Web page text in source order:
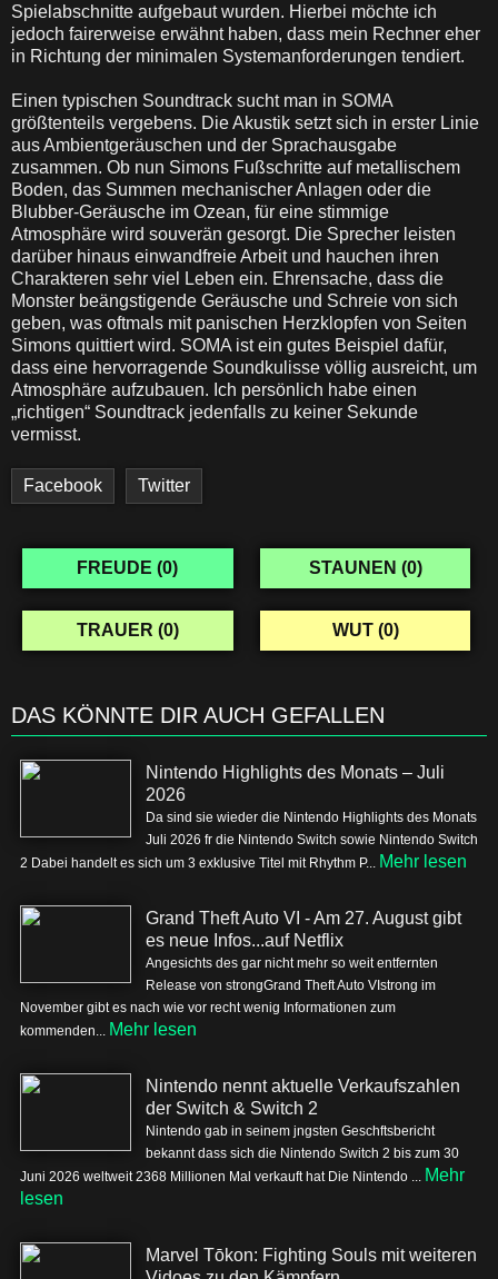
Spielabschnitte aufgebaut wurden. Hierbei möchte ich
jedoch fairerweise erwähnt haben, dass mein Rechner eher
in Richtung der minimalen Systemanforderungen tendiert.
Einen typischen Soundtrack sucht man in SOMA
größtenteils vergebens. Die Akustik setzt sich in erster Linie
aus Ambientgeräuschen und der Sprachausgabe
zusammen. Ob nun Simons Fußschritte auf metallischem
Boden, das Summen mechanischer Anlagen oder die
Blubber-Geräusche im Ozean, für eine stimmige
Atmosphäre wird souverän gesorgt. Die Sprecher leisten
darüber hinaus einwandfreie Arbeit und hauchen ihren
Charakteren sehr viel Leben ein. Ehrensache, dass die
Monster beängstigende Geräusche und Schreie von sich
geben, was oftmals mit panischen Herzklopfen von Seiten
Simons quittiert wird. SOMA ist ein gutes Beispiel dafür,
dass eine hervorragende Soundkulisse völlig ausreicht, um
Atmosphäre aufzubauen. Ich persönlich habe einen
„richtigen“ Soundtrack jedenfalls zu keiner Sekunde
vermisst.
Facebook Twitter
FREUDE (0) STAUNEN (0)
TRAUER (0) WUT (0)
DAS KÖNNTE DIR AUCH GEFALLEN
Nintendo Highlights des Monats – Juli
2026
Da sind sie wieder die Nintendo Highlights des Monats
Juli 2026 fr die Nintendo Switch sowie Nintendo Switch
2 Dabei handelt es sich um 3 exklusive Titel mit Rhythm P... Mehr lesen
Grand Theft Auto VI - Am 27. August gibt
es neue Infos...auf Netflix
Angesichts des gar nicht mehr so weit entfernten
Release von strongGrand Theft Auto VIstrong im
November gibt es nach wie vor recht wenig Informationen zum
kommenden... Mehr lesen
Nintendo nennt aktuelle Verkaufszahlen
der Switch & Switch 2
Nintendo gab in seinem jngsten Geschftsbericht
bekannt dass sich die Nintendo Switch 2 bis zum 30
Juni 2026 weltweit 2368 Millionen Mal verkauft hat Die Nintendo ... Mehr
lesen
Marvel Tōkon: Fighting Souls mit weiteren